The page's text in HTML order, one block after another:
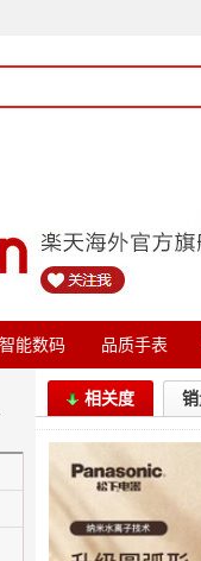
智能数码 品质手表
相关度